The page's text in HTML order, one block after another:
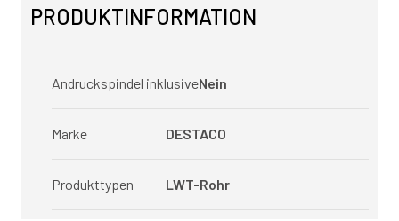
PRODUKTINFORMATION
Andruckspindel inklusiveNein
Marke DESTACO
Produkttypen LWT-Rohr